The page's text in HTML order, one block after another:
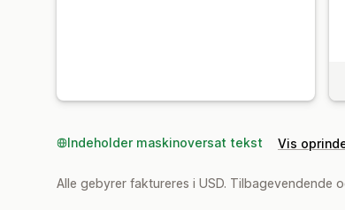
Indeholder maskinoversat tekst Vis
Alle gebyrer faktureres i USD. Tilbagevendende